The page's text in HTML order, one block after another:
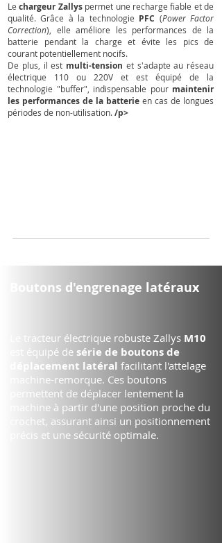
Lechargeur Zallyspermet une recharge fiable et de
qualité. Grâce à la technologie PFC (Power Factor
Correction), elle améliore les performances de la
batterie pendant la charge et évite les pics de
courant potentiellement nocifs.
De plus, il est multi-tension et s'adapte au réseau
électrique 110 ou 220V et est équipé de la
technologie "buffer", indispensable pour maintenir
les performances de la batterie en cas de longues
périodes de non-utilisation./p>
Boutons d'engrenage latéraux
Le tracteur électrique robuste Zallys M10
est équipé de série de boutons de
déplacement latéral facilitant l'attelage
machine-remorque. Ces boutons
permettent de déplacer lentement la
machine à partir d'une position proche du
crochet, assurant ainsi un positionnement
précis et une sécurité optimale.